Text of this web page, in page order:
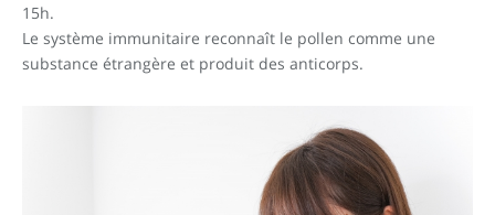
15h.
Le système immunitaire reconnaît le pollen comme une
substance étrangère et produit des anticorps.